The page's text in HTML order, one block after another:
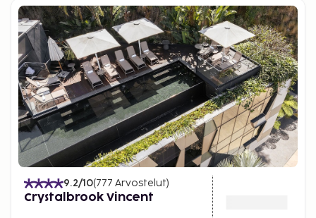
9.2/10(777 Arvostelut)
Crystalbrook Vincent